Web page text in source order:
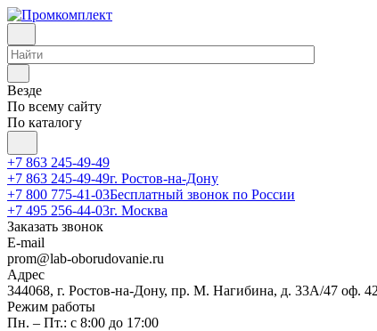
Везде
По всему сайту
По каталогу
+7 863 245-49-49
+7 863 245-49-49г. Ростов-на-Дону
+7 800 775-41-03Бесплатный звонок по России
+7 495 256-44-03г. Москва
Заказать звонок
E-mail
prom@lab-oborudovanie.ru
Адрес
344068, г. Ростов-на-Дону, пр. М. Нагибина, д. 33А/47 оф.
Режим работы
Пн. – Пт.: с 8:00 до 17:00